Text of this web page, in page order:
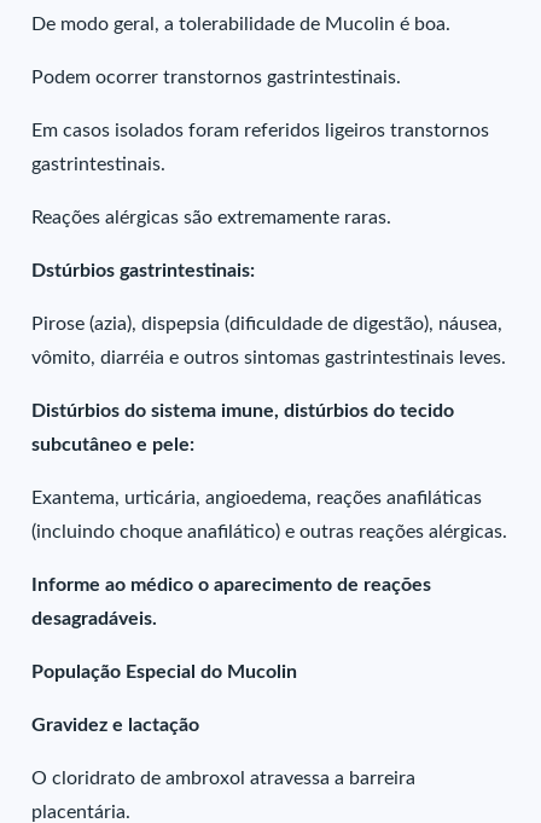
De modo geral, a tolerabilidade de Mucolin é boa.
Podem ocorrer transtornos gastrintestinais.
Em casos isolados foram referidos ligeiros transtornos
gastrintestinais.
Reações alérgicas são extremamente raras.
Dstúrbios gastrintestinais:
Pirose (azia), dispepsia (dificuldade de digestão), náusea,
vômito, diarréia e outros sintomas gastrintestinais leves.
Distúrbios do sistema imune, distúrbios do tecido
subcutâneo e pele:
Exantema, urticária, angioedema, reações anafiláticas
(incluindo choque anafilático) e outras reações alérgicas.
Informe ao médico o aparecimento de reações
desagradáveis.
População Especial do Mucolin
Gravidez e lactação
O cloridrato de ambroxol atravessa a barreira
placentária.